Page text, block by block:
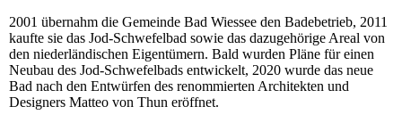
2001 übernahm die Gemeinde Bad Wiessee den Badebetrieb, 2011
kaufte sie das Jod-Schwefelbad sowie das dazugehörige Areal von
den niederländischen Eigentümern. Bald wurden Pläne für einen
Neubau des Jod-Schwefelbads entwickelt, 2020 wurde das neue
Bad nach den Entwürfen des renommierten Architekten und
Designers Matteo von Thun eröffnet.